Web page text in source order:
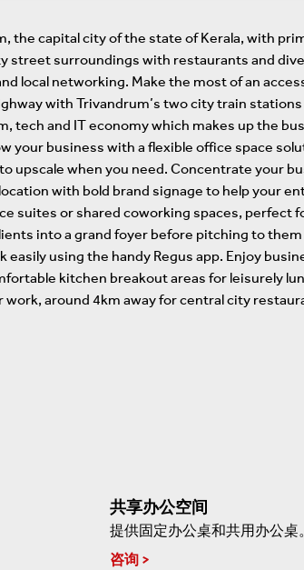
the capital city of the state of Kerala, with
street surroundings with restaurants and
local networking. Make the most of an
with Trivandrum’s two city train
tech and IT economy which makes up the
your business with a flexible office space
upscale when you need. Concentrate your
with bold brand signage to help your
suites or shared coworking spaces, perfect
into a grand foyer before pitching to
using the handy Regus app. Enjoy
kitchen breakout areas for leisurely
around 4km away for central city
共享办公空间
提供固定办公桌和共用办公桌。
咨询